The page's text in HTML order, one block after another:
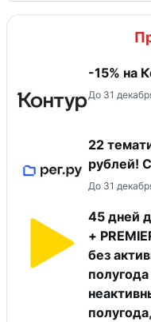
-15% на
До 31
22
рублей!
До 31
45 дней
+
без